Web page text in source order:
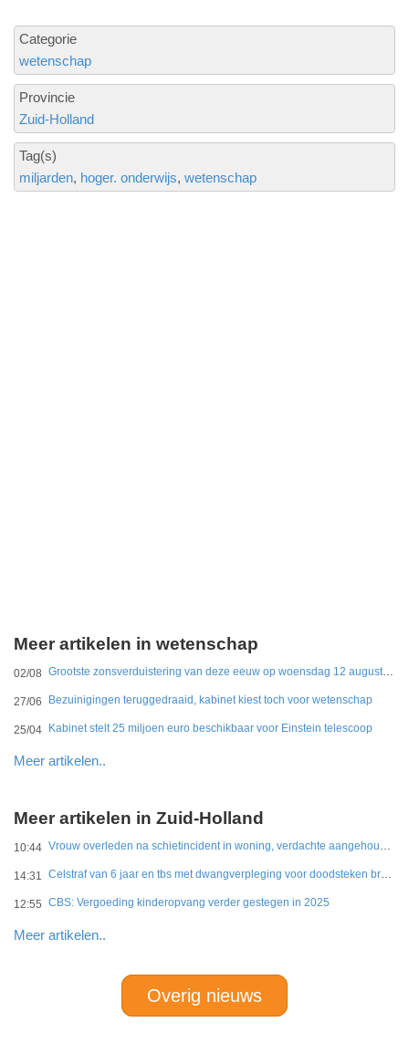
Categorie
wetenschap
Provincie
Zuid-Holland
Tag(s)
miljarden hoger. onderwijs wetenschap
Meer artikelen in wetenschap
02/08 Grootste zonsverduistering van deze eeuw op woensdag 12 augustus te zien
27/06 Bezuinigingen teruggedraaid, kabinet kiest toch voor wetenschap
25/04 Kabinet stelt 25 miljoen euro beschikbaar voor Einstein telescoop
Meer artikelen..
Meer artikelen in Zuid-Holland
10:44 Vrouw overleden na schietincident in woning, verdachte aangehouden
14:31 Celstraf van 6 jaar en tbs met dwangverpleging voor doodsteken broer in Gouda
12:55 CBS: Vergoeding kinderopvang verder gestegen in 2025
Meer artikelen..
Overig nieuws